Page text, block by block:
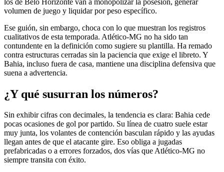
volumen de juego y liquidar por peso específico.
Ese guión, sin embargo, choca con lo que muestran los registros
cualitativos de esta temporada. Atlético-MG no ha sido tan
contundente en la definición como sugiere su plantilla. Ha remado
contra estructuras cerradas sin la paciencia que exige el libreto. Y
Bahia, incluso fuera de casa, mantiene una disciplina defensiva que
suena a advertencia.
¿Y qué susurran los números?
Sin exhibir cifras con decimales, la tendencia es clara: Bahia cede
pocas ocasiones de gol por partido. Su línea de cuatro suele estar
muy junta, los volantes de contención basculan rápido y las ayudas
llegan antes de que el atacante gire. Eso obliga a jugadas
prefabricadas o a errores forzados, dos vías que Atlético-MG no
siempre transita con éxito.